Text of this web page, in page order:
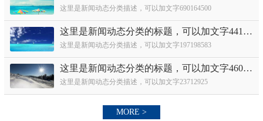
这里是新闻动态分类描述，可以加文字690164500
这里是新闻动态分类的标题，可以加文字441886460
这里是新闻动态分类描述，可以加文字197198583
这里是新闻动态分类的标题，可以加文字460362448
这里是新闻动态分类描述，可以加文字23712925
MORE >